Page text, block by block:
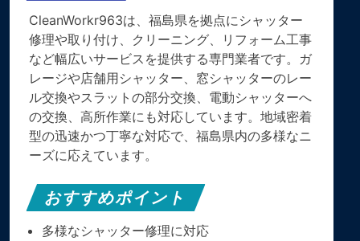
CleanWorkr963は、福島県を拠点にシャッター
修理や取り付け、クリーニング、リフォーム工事
など幅広いサービスを提供する専門業者です。ガ
レージや店舗用シャッター、窓シャッターのレー
ル交換やスラットの部分交換、電動シャッターへ
の交換、高所作業にも対応しています。地域密着
型の迅速かつ丁寧な対応で、福島県内の多様なニ
ーズに応えています。
おすすめポイント
多様なシャッター修理に対応